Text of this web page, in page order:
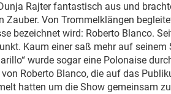
Rajter fantastisch aus und
Zauber. Von Trommelklängen
bezeichnet wird: Roberto Blanco.
Kaum einer saß mehr auf seinem
wurde sogar eine Polonaise
Roberto Blanco, die auf das
hatten um die Show gemeinsam